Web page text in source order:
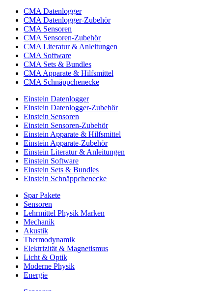
CMA Datenlogger
CMA Datenlogger-Zubehör
CMA Sensoren
CMA Sensoren-Zubehör
CMA Literatur & Anleitungen
CMA Software
CMA Sets & Bundles
CMA Apparate & Hilfsmittel
CMA Schnäppchenecke
Einstein Datenlogger
Einstein Datenlogger-Zubehör
Einstein Sensoren
Einstein Sensoren-Zubehör
Einstein Apparate & Hilfsmittel
Einstein Apparate-Zubehör
Einstein Literatur & Anleitungen
Einstein Software
Einstein Sets & Bundles
Einstein Schnäppchenecke
Spar Pakete
Sensoren
Lehrmittel Physik Marken
Mechanik
Akustik
Thermodynamik
Elektrizität & Magnetismus
Licht & Optik
Moderne Physik
Energie